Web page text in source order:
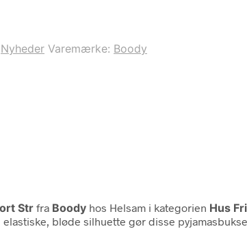
Nyheder Varemærke: Boody
Str fra Boody hos Helsam i kategorien Hus
bløde silhuette gør disse